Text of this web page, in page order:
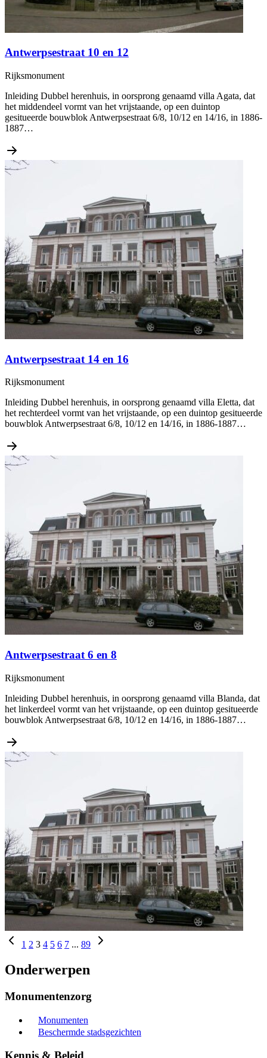
Antwerpsestraat 10 en 12
Rijksmonument
Inleiding Dubbel herenhuis, in oorsprong genaamd villa Agata, dat
het middendeel vormt van het vrijstaande, op een duintop
gesitueerde bouwblok Antwerpsestraat 6/8, 10/12 en 14/16, in 1886-
1887…
Antwerpsestraat 14 en 16
Rijksmonument
Inleiding Dubbel herenhuis, in oorsprong genaamd villa Eletta, dat
het rechterdeel vormt van het vrijstaande, op een duintop gesitueerde
bouwblok Antwerpsestraat 6/8, 10/12 en 14/16, in 1886-1887…
Antwerpsestraat 6 en 8
Rijksmonument
Inleiding Dubbel herenhuis, in oorsprong genaamd villa Blanda, dat
het linkerdeel vormt van het vrijstaande, op een duintop gesitueerde
bouwblok Antwerpsestraat 6/8, 10/12 en 14/16, in 1886-1887…
1 2 3 4 5 6 7 ... 89
Onderwerpen
Monumentenzorg
Monumenten
Beschermde stadsgezichten
Kennis & Beleid